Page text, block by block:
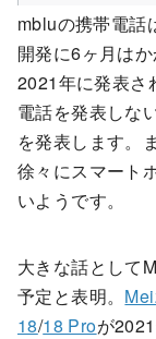
mbluの携帯電話
開発に6ヶ月は
2021年に発表さ
電話を発表しな
を発表します。
徐々にスマート
いようです。
大きな話として
予定と表明。
18/18 Proが